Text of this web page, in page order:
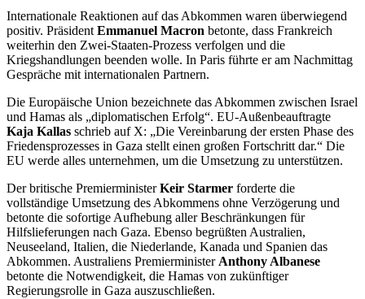
Internationale Reaktionen auf das Abkommen waren überwiegend
positiv. Präsident Emmanuel Macron betonte, dass Frankreich
weiterhin den Zwei-Staaten-Prozess verfolgen und die
Kriegshandlungen beenden wolle. In Paris führte er am Nachmittag
Gespräche mit internationalen Partnern.
Die Europäische Union bezeichnete das Abkommen zwischen Israel
und Hamas als „diplomatischen Erfolg“. EU-Außenbeauftragte
Kaja Kallas schrieb auf X: „Die Vereinbarung der ersten Phase des
Friedensprozesses in Gaza stellt einen großen Fortschritt dar.“ Die
EU werde alles unternehmen, um die Umsetzung zu unterstützen.
Der britische PremierministerKeir Starmer forderte die
vollständige Umsetzung des Abkommens ohne Verzögerung und
betonte die sofortige Aufhebung aller Beschränkungen für
Hilfslieferungen nach Gaza. Ebenso begrüßten Australien,
Neuseeland, Italien, die Niederlande, Kanada und Spanien das
Abkommen. Australiens Premierminister Anthony Albanese
betonte die Notwendigkeit, die Hamas von zukünftiger
Regierungsrolle in Gaza auszuschließen.